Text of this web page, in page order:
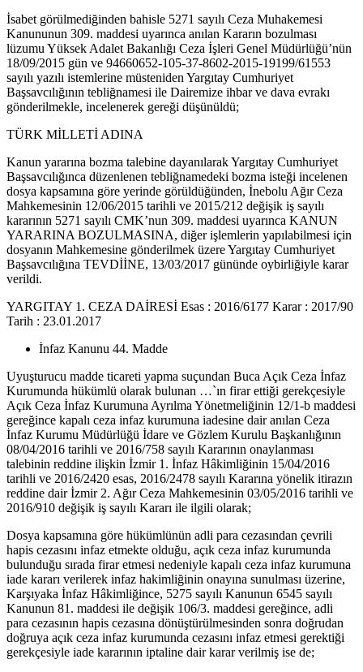
İsabet görülmediğinden bahisle 5271 sayılı Ceza Muhakemesi
Kanununun 309. maddesi uyarınca anılan Kararın bozulması
lüzumu Yüksek Adalet Bakanlığı Ceza İşleri Genel Müdürlüğü’nün
18/09/2015 gün ve 94660652-105-37-8602-2015-19199/61553
sayılı yazılı istemlerine müsteniden Yargıtay Cumhuriyet
Başsavcılığının tebliğnamesi ile Dairemize ihbar ve dava evrakı
gönderilmekle, incelenerek gereği düşünüldü;
TÜRK MİLLETİ ADINA
Kanun yararına bozma talebine dayanılarak Yargıtay Cumhuriyet
Başsavcılığınca düzenlenen tebliğnamedeki bozma isteği incelenen
dosya kapsamına göre yerinde görüldüğünden, İnebolu Ağır Ceza
Mahkemesinin 12/06/2015 tarihli ve 2015/212 değişik iş sayılı
kararının 5271 sayılı CMK’nun 309. maddesi uyarınca KANUN
YARARINA BOZULMASINA, diğer işlemlerin yapılabilmesi için
dosyanın Mahkemesine gönderilmek üzere Yargıtay Cumhuriyet
Başsavcılığına TEVDİİNE, 13/03/2017 gününde oybirliğiyle karar
verildi.
YARGITAY 1. CEZA DAİRESİ Esas : 2016/6177 Karar : 2017/90
Tarih : 23.01.2017
İnfaz Kanunu 44. Madde
Uyuşturucu madde ticareti yapma suçundan Buca Açık Ceza İnfaz
Kurumunda hükümlü olarak bulunan …`ın firar ettiği gerekçesiyle
Açık Ceza İnfaz Kurumuna Ayrılma Yönetmeliğinin 12/1-b maddesi
gereğince kapalı ceza infaz kurumuna iadesine dair anılan Ceza
İnfaz Kurumu Müdürlüğü İdare ve Gözlem Kurulu Başkanlığının
08/04/2016 tarihli ve 2016/758 sayılı Kararının onaylanması
talebinin reddine ilişkin İzmir 1. İnfaz Hâkimliğinin 15/04/2016
tarihli ve 2016/2420 esas, 2016/2478 sayılı Kararına yönelik itirazın
reddine dair İzmir 2. Ağır Ceza Mahkemesinin 03/05/2016 tarihli ve
2016/910 değişik iş sayılı Kararı ile ilgili olarak;
Dosya kapsamına göre hükümlünün adli para cezasından çevrili
hapis cezasını infaz etmekte olduğu, açık ceza infaz kurumunda
bulunduğu sırada firar etmesi nedeniyle kapalı ceza infaz kurumuna
iade kararı verilerek infaz hakimliğinin onayına sunulması üzerine,
Karşıyaka İnfaz Hâkimliğince, 5275 sayılı Kanunun 6545 sayılı
Kanunun 81. maddesi ile değişik 106/3. maddesi gereğince, adli
para cezasının hapis cezasına dönüştürülmesinden sonra doğrudan
doğruya açık ceza infaz kurumunda cezasını infaz etmesi gerektiği
gerekçesiyle iade kararının iptaline dair karar verilmiş ise de;